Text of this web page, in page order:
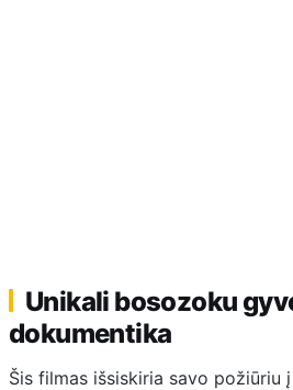
Unikali bosozoku
dokumentika
Šis filmas išsiskiria savo požiūriu